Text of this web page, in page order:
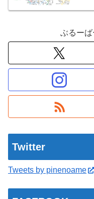
ぶるー
Twitter
Tweets by pinenoame